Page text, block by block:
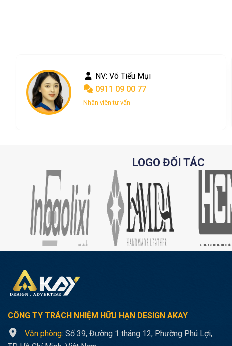
NV: Phan Châu
0901 09 00 77
LOGO ĐỐI TÁC
CÔNG TY TRÁCH NHIỆM HỮU HẠN DESIGN AKAY
Văn phòng: Số 39, Đường 1 tháng 12, Phường Phú Lợi,